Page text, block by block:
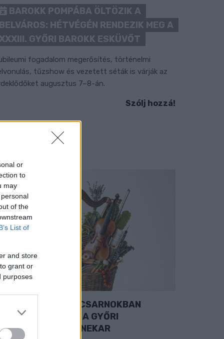
or
to
may
of the
List of
and store
grant or
purposes
BAROKK POMPÁBA ÖLTÖZIK A
HÉTVÉGÉN RENDEZIK MEG A
GYŐRI BAROKK ESKÜVŐT
fogadalom megerősítés, történelmi
tűzshow és vezetett séták is várják az
augusztus 7–8-án.
Szólj hozzá!
EXTRA: A VÁSÁRCSARNOKBAN
ÚJ ÉVADÁT A GYŐRI
ZENEKAR